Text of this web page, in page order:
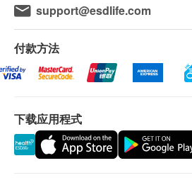
我們將於確定訂單後1-3個工作
本公司之农历新年假期将会于
九)至2月24日(年初八)休息9天。
则一切正常运作。
农历新年送货安排:
廿五)
新年期间，客人可照常下单购
定之订单，将会于年假过后2
support@esdlife.com
付款方法
下载应用程式